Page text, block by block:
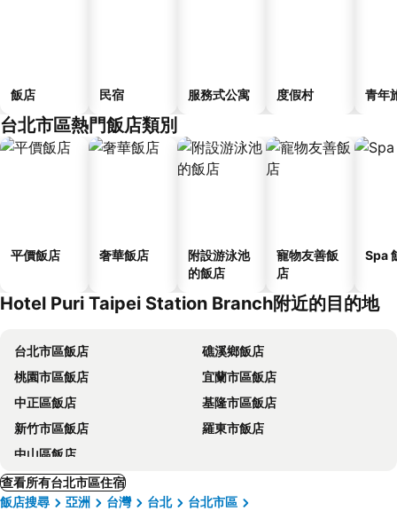
飯店 民宿 服務式公寓 度假村 青年
台北市區熱門飯店類別
平價飯店 奢華飯店
附設游泳池
的飯店
寵物友善飯
店
Spa
Hotel Puri Taipei Station Branch附近的目的地
台北市區飯店
礁溪鄉飯店
桃園市區飯店
宜蘭市區飯店
中正區飯店
基隆市區飯店
新竹市區飯店
羅東市飯店
中山區飯店
查看所有台北市區住宿
飯店搜尋
亞洲 台灣 台北
台北市區